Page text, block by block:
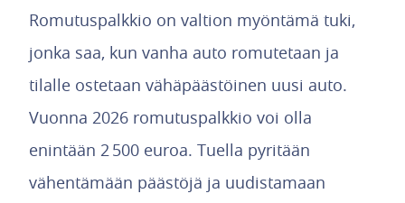
Romutuspalkkio on valtion myöntämä tuki,
jonka saa, kun vanha auto romutetaan ja
tilalle ostetaan vähäpäästöinen uusi auto.
Vuonna 2026 romutuspalkkio voi olla
enintään 2 500 euroa. Tuella pyritään
vähentämään päästöjä ja uudistamaan